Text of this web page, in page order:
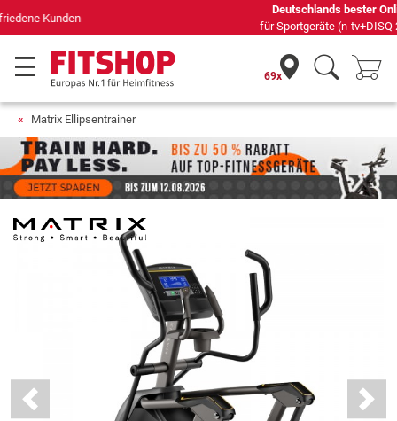
Deutschlands bester Online-Shop
für Sportgeräte (n-tv+DISQ 2016-2024)
69x
Matrix Ellipsentrainer
Previous Next